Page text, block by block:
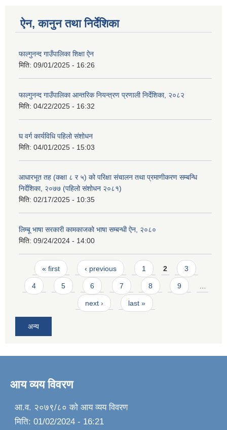
ऐन, कानुन तथा निर्देशिका
फाल्गुनन्द गाउँपालिका शिक्षा ऐन
मिति: 09/01/2025 - 16:26
फाल्गुनन्द गाउँपालिका आन्तरिक नियन्त्रण प्रणाली निर्देशिका, २०८२
मिति: 04/22/2025 - 16:32
घ वर्ग कार्यविधि पहिलो संशोधन
मिति: 04/01/2025 - 15:03
आधारभूत तह (कक्षा ८ र ५) को परिक्षा संचालन तथा प्रमाणीकरण सम्बन्धि
निर्देशिका, २०७७ (पहिलो संशोधन २०८१)
मिति: 02/17/2025 - 10:35
लिम्बू भाषा सरकारी कामकाजको भाषा सम्बन्धी ऐन, २०८०
मिति: 09/24/2024 - 14:00
Pages
« first ‹ previous 1 2 3
4 5 6 7 8 9
next › last »
अन्य
आय व्यय विवरण
आ.व. २०७९/८० को आय व्यय विवरण
मिति: 01/02/2024 - 16:21